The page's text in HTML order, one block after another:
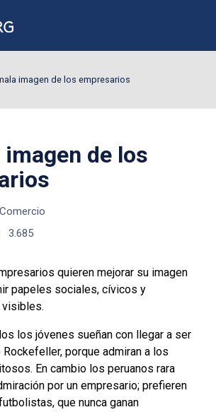
imagen de los empresarios
imagen de los
3.685
quieren mejorar su imagen
papeles sociales, cívicos y
los jóvenes sueñan con llegar a ser
Rockefeller, porque admiran a los
En cambio los peruanos rara
por un empresario; prefieren
que nunca ganan